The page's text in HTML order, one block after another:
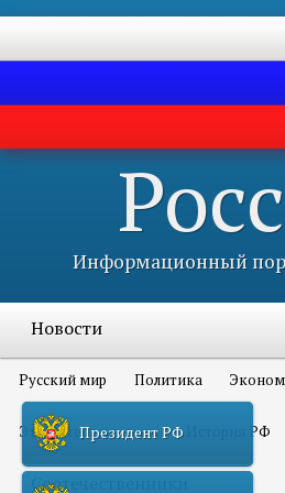
Информационный
Новости
Русский мир Политика
Это интересно всем История РФ
Соотечественники
Президент РФ